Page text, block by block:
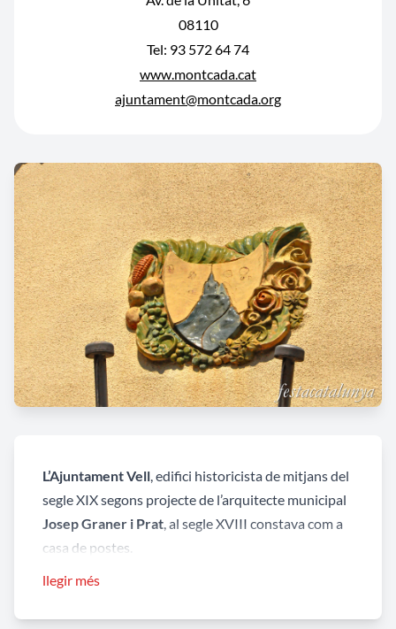
08110
Tel: 93 572 64 74
www.montcada.cat
ajuntament@montcada.org
L’Ajuntament Vell, edifici historicista de mitjans del
segle XIX segons projecte de l’arquitecte municipal
Josep Graner i Prat, al segle XVIII constava com a
casa de postes.
una sèrie d'elements recuperats d'èpoques
llegir més